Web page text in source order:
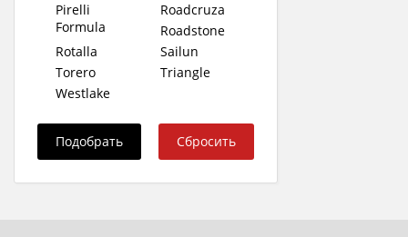
Pirelli
Formula
Roadcruza
Roadstone
Rotalla
Sailun
Torero
Triangle
Westlake